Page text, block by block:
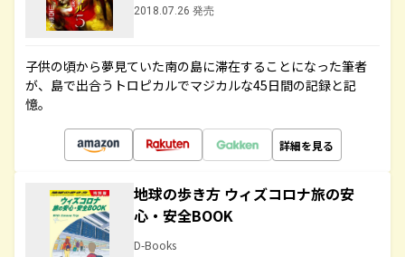
2018.07.26 発売
子供の頃から夢見ていた南の島に滞在することになった筆者
が、島で出合うトロピカルでマジカルな45日間の記録と記
憶。
詳細を見る
地球の歩き方 ウィズコロナ旅の安
心・安全BOOK
D-Books